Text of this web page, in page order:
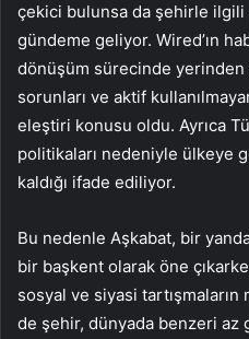
çekici bulunsa da şehirle ilgili
gündeme geliyor. Wired’ın
dönüşüm sürecinde
sorunları ve aktif
eleştiri konusu oldu. Ayrıca
politikaları nedeniyle ülkeye
kaldığı ifade ediliyor.
Bu nedenle Aşkabat, bir
bir başkent olarak öne
sosyal ve siyasi
de şehir, dünyada benzeri